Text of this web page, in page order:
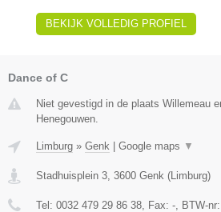
BEKIJK VOLLEDIG PROFIEL
Dance of C
Niet gevestigd in de plaats Willemeau
Henegouwen.
Limburg » Genk | Google maps ▼
Stadhuisplein 3 3600 Genk (Limburg)
Tel: 0032 479 29 86 38 , Fax: - , BTW-nr: